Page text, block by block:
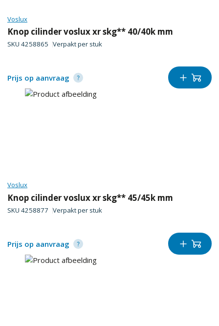
Voslux
Knop cilinder voslux xr skg** 40/40k mm
SKU 4258865 Verpakt per stuk
Prijs op aanvraag
Voslux
Knop cilinder voslux xr skg** 45/45k mm
SKU 4258877 Verpakt per stuk
Prijs op aanvraag